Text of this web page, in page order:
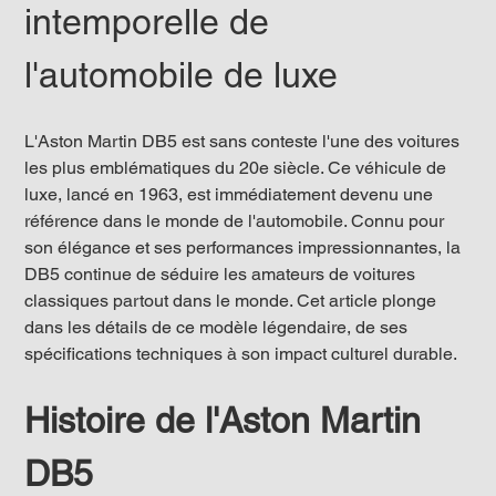
intemporelle de
l'automobile de luxe
L'Aston Martin DB5 est sans conteste l'une des voitures
les plus emblématiques du 20e siècle. Ce véhicule de
luxe, lancé en 1963, est immédiatement devenu une
référence dans le monde de l'automobile. Connu pour
son élégance et ses performances impressionnantes, la
DB5 continue de séduire les amateurs de voitures
classiques partout dans le monde. Cet article plonge
dans les détails de ce modèle légendaire, de ses
spécifications techniques à son impact culturel durable.
Histoire de l'Aston Martin
DB5